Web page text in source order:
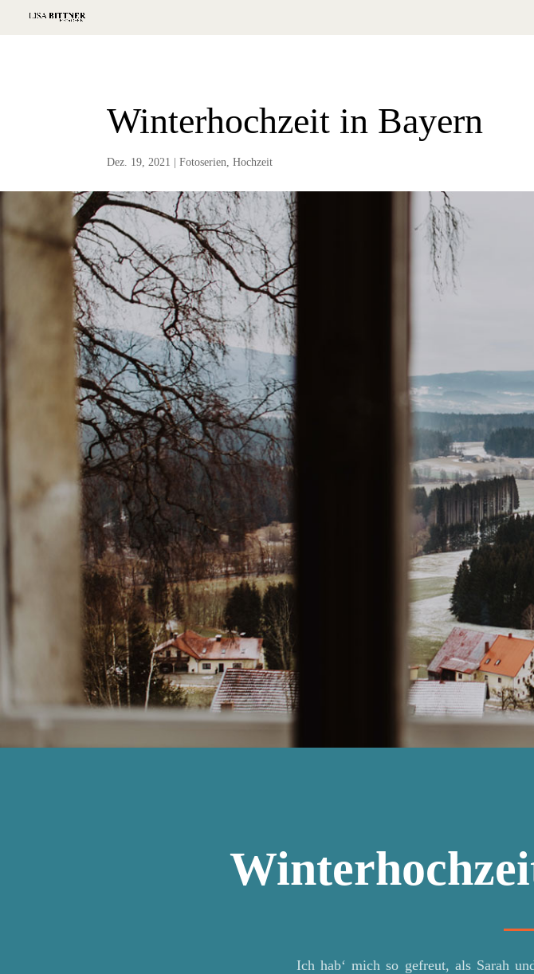
Winterhochzeit in Bayern
Dez. 19, 2021 |Fotoserien ,Hochzeit
Ich hab‘ mich so gefreut, als Sarah